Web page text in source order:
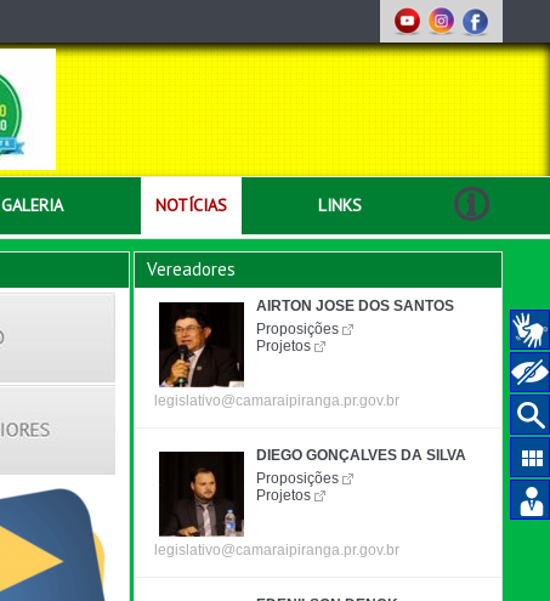
GALERIA NOTÍCIAS LINKS
Vereadores
AIRTON JOSE DOS SANTOS
Proposições
Projetos
legislativo@camaraipiranga.pr.gov.br
DIEGO GONÇALVES DA SILVA
Proposições
Projetos
legislativo@camaraipiranga.pr.gov.br